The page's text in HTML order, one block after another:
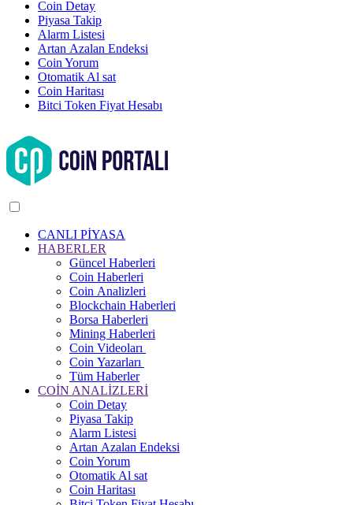
Coin Detay
Piyasa Takip
Alarm Listesi
Artan Azalan Endeksi
Coin Yorum
Otomatik Al sat
Coin Haritası
Bitci Token Fiyat Hesabı
CANLI PİYASA
HABERLER
Güncel Haberleri
Coin Haberleri
Coin Analizleri
Blockchain Haberleri
Borsa Haberleri
Mining Haberleri
Coin Videoları
Coin Yazarları
Tüm Haberler
COİN ANALİZLERİ
Coin Detay
Piyasa Takip
Alarm Listesi
Artan Azalan Endeksi
Coin Yorum
Otomatik Al sat
Coin Haritası